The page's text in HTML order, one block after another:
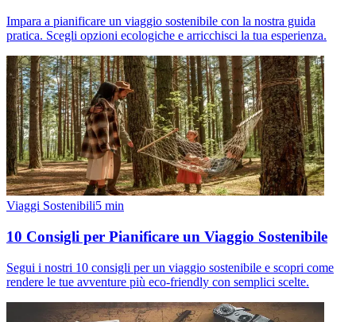
Impara a pianificare un viaggio sostenibile con la nostra guida
pratica. Scegli opzioni ecologiche e arricchisci la tua esperienza.
Viaggi Sostenibili5 min
10 Consigli per Pianificare un Viaggio Sostenibile
Segui i nostri 10 consigli per un viaggio sostenibile e scopri come
rendere le tue avventure più eco-friendly con semplici scelte.